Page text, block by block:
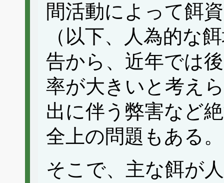
間活動によって餌
（以下、人為的な
告から、近年では
率が大きいと考え
出に伴う弊害など
全上の問題もある。
そこで、主な餌が